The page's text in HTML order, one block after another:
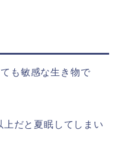
も敏感な生き物で
だと夏眠してしまい